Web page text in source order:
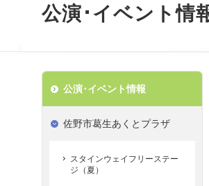
公演･イベント情
公演･イベント情報
佐野市葛生あくとプラザ
スタインウェイフリーステー
ジ（夏）